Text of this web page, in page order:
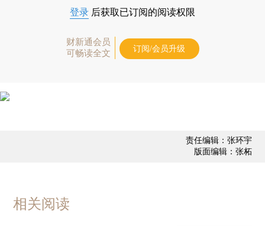
登录 后获取已订阅的阅读权限
财新通会员
可畅读全文
订阅/会员升级
责任编辑：张环宇
版面编辑：张柘
相关阅读